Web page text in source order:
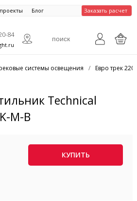
Блог Заказать расчет
84
системы освещения / Евро трек
Technical
M-B
КУПИТЬ